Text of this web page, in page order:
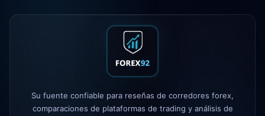
— nuevas cuentas sin
comisión
perdió licencia
24h
Su fuente confiable para reseñas de corredores forex,
comparaciones de plataformas de trading y análisis de